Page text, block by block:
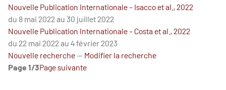
Nouvelle Publication Internationale - Isacco et al., 2022
du 8 mai 2022 au 30 juillet 2022
Nouvelle Publication Internationale - Costa et al., 2022
du 22 mai 2022 au 4 février 2023
Nouvelle recherche — Modifier la recherche
Page 1/3Page suivante